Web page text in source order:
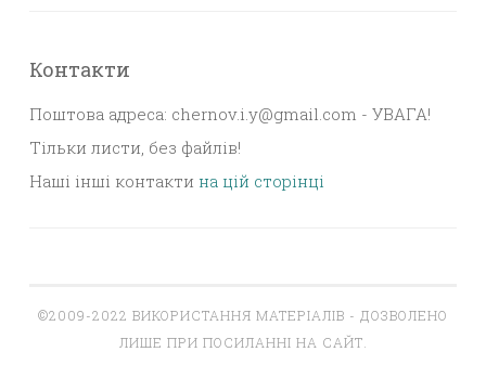
Контакти
Поштова адреса: chernov.i.y@gmail.com - УВАГА!
Тільки листи, без файлів!
Наші інші контакти на цій сторінці
©2009-2022 ВИКОРИСТАННЯ МАТЕРІАЛІВ - ДОЗВОЛЕНО
ЛИШЕ ПРИ ПОСИЛАННІ НА САЙТ.